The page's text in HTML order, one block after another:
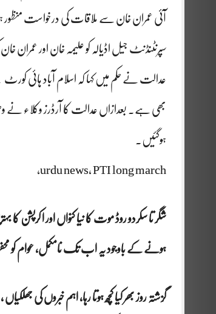
آئی عمران خان سے ملاقات کی درخواست منظور
سپرنٹنڈنٹ جیل اڈیالہ کو علیمہ خان اور عمران
عدالت نے حکم میں کہا کہ اسلام آباد ہائی
بھی ہے۔ بعدازاں عدالت کا آرڈرز وکلاء نے
ہوگئیں۔
urdu news, PTI long march,
ہونے کے باوجود یہ اب تک نامکمل، عوام کو